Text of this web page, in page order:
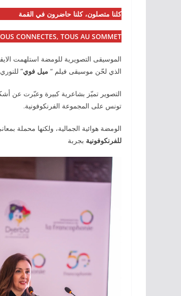
كلنا متصلون، كلنا حاضرون في القمة
CONNECTES, TOUS AU SOMMET
الموسيقى التصويرية للومضة استلهمت
الذي لحّن موسيقى فيلم “ ميل فوي”
التصوير تميّز بشاعرية كبيرة وعبّرت عن
تونس على المجموعة الفرنكوفونية.
الومضة هوائية الجمالية، ولكنها محملة
للفرنكوفونية بجربة